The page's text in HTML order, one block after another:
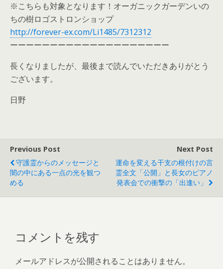
※こちらも対象となります！オーガニックガーデンいの
ちの樹ロゴストロンショップ
http://forever-ex.com/Li1485/7312312
ーーーーーーーーーーーーーーーーーーーー
長くなりましたが、最後まで読んでいただきありがとう
ございます。
日野
Previous Post
守護霊からのメッセージと
闇の中にある一点の光を観つ
める
Next Post
運命を変える干支の根付けの言
霊全文「公開」と長女のピアノ
発表会での衝撃の「出逢い」
コメントを残す
メールアドレスが公開されることはありません。